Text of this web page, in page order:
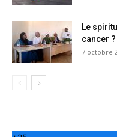
Le
cancer
7 octobre